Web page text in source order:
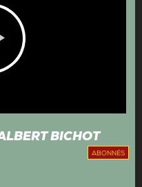
BICHOT
ABONNÉS